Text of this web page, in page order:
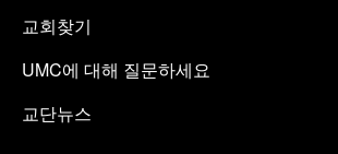
교회찾기
UMC에 대해 질문하세요
교단뉴스